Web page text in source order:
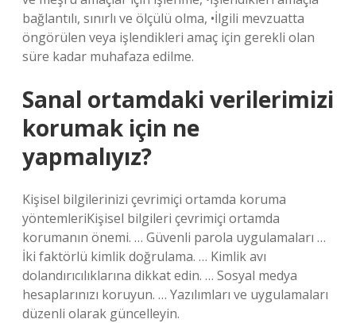
bağlantılı, sınırlı ve ölçülü olma, •İlgili mevzuatta
öngörülen veya işlendikleri amaç için gerekli olan
süre kadar muhafaza edilme.
Sanal ortamdaki verilerimizi
korumak için ne
yapmalıyız?
Kişisel bilgilerinizi çevrimiçi ortamda koruma
yöntemleriKişisel bilgileri çevrimiçi ortamda
korumanın önemi. … Güvenli parola uygulamaları …
İki faktörlü kimlik doğrulama. … Kimlik avı
dolandırıcılıklarına dikkat edin. … Sosyal medya
hesaplarınızı koruyun. … Yazılımları ve uygulamaları
düzenli olarak güncelleyin.